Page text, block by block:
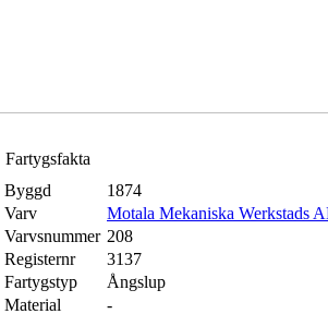
Fartygsfakta
Byggd
1874
Varv
Motala Mekaniska Werkstads
Varvsnummer 208
Registernr
3137
Fartygstyp
Ångslup
Material
-